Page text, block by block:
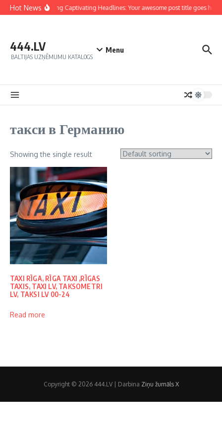
Hot NewsCrafting Captivating Headlines: Your awesome post title goes here
444.LV
BALTIJAS UZŅĒMUMU KATALOGS
Menu
такси в Германию
Showing the single result
TAXI RĪGA, RĪGA TAXI ,RĪGAS
TAXIS, TAXI LV, TAKSOMETRI
LV, TAKSI LV 00-24
Read more
Copyright © 2026 444.LV | Darbina Ziņu žurnāls X